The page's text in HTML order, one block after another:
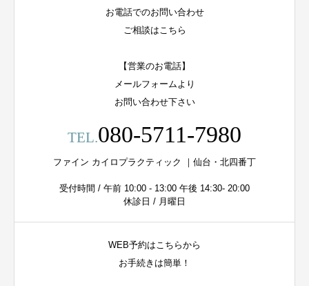
お電話でのお問い合わせ
ご相談はこちら
【営業のお電話】
メールフォームより
お問い合わせ下さい
TEL.080-5711-7980
ファイン カイロプラクティック ｜仙台・北四番丁
受付時間 / 午前 10:00 - 13:00 午後 14:30- 20:00
休診日 / 月曜日
WEB予約はこちらから
お手続きは簡単！